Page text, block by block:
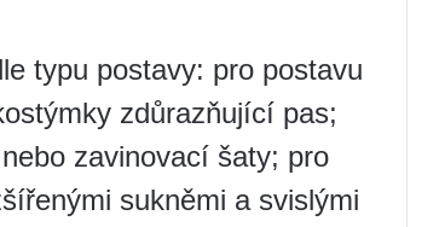
typu postavy: pro postavu
zdůrazňující pas;
zavinovací šaty; pro
sukněmi a svislými